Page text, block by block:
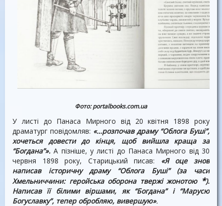
Фото: portalbooks.com.ua
У листі до Панаса Мирного від 20 квітня 1898 року
драматург повідомляв: «…розпочав драму “Облога Буші”,
хочеться довести до кінця, щоб вийшла краща за
“Богдана”». А пізніше, у листі до Панаса Мирного від 30
червня 1898 року, Старицький писав: «Я оце знов
написав історичну драму
“Облога Буші”
(за часи
Хмельниччини: геройська оборона твержі жонотою *).
Написав її білими віршами, як “Богдана”і “Марусю
Богуславку”, тепер обробляю, вивершую».